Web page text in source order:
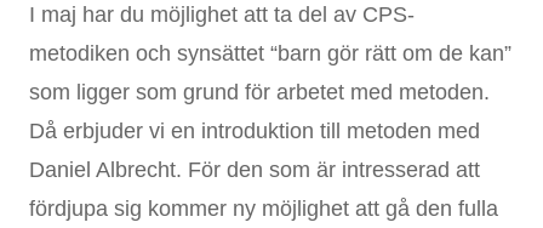
I maj har du möjlighet att ta del av CPS-
metodiken och synsättet “barn gör rätt om de kan”
som ligger som grund för arbetet med metoden.
Då erbjuder vi en introduktion till metoden med
Daniel Albrecht. För den som är intresserad att
fördjupa sig kommer ny möjlighet att gå den fulla